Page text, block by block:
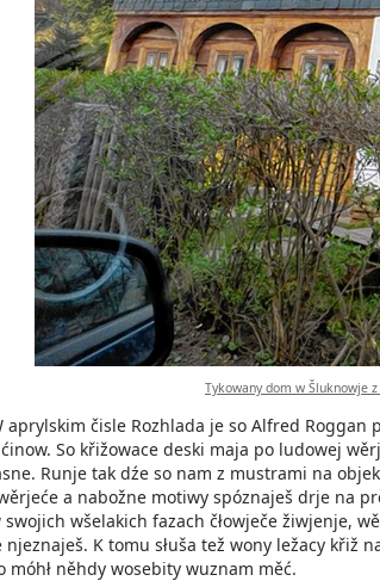
Tykowany dom w Šluknowje
aprylskim čisle Rozhlada je so Alfred Roggan
So křižowace deski maja po ludowej
Runje tak dźe so nam z mustrami na
a nabožne motiwy spóznaješ drje na
swojich wšelakich fazach čłowječe žiwjenje,
njeznaješ. K tomu słuša tež wony ležacy křiž
móhł něhdy wosebity wuznam měć.